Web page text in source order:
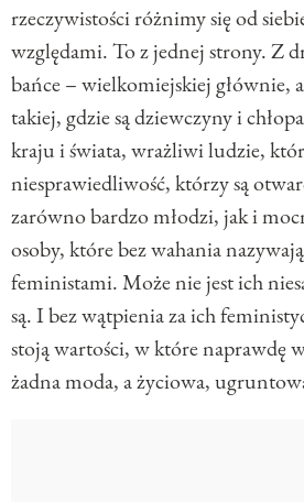
rzeczywistości różnimy się od
względami. To z jednej strony. Z
bańce – wielkomiejskiej głównie,
takiej, gdzie są dziewczyny i
kraju i świata, wrażliwi ludzie,
niesprawiedliwość, którzy są
zarówno bardzo młodzi, jak i
osoby, które bez wahania
feministami. Może nie jest ich
są. I bez wątpienia za ich
stoją wartości, w które naprawdę
żadna moda, a życiowa,